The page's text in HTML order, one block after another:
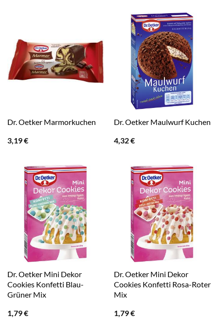
Dr. Oetker Marmorkuchen
3,19€
Dr. Oetker Maulwurf Kuchen
4,32€
Dr. Oetker Mini Dekor
Cookies Konfetti Blau-
Grüner Mix
1,79€
Dr. Oetker Mini Dekor
Cookies Konfetti Rosa-Roter
Mix
1,79€